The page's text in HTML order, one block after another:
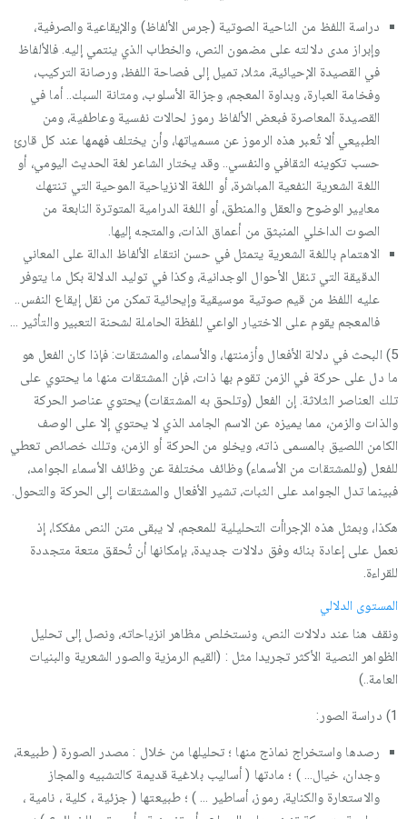
دراسة اللفظ من الناحية الصوتية (جرس الألفاظ) والإيقاعية والصرفية،
وإبراز مدى دلالته على مضمون النص، والخطاب الذي ينتمي إليه. فالألفاظ
في القصيدة الإحيائية، مثلا، تميل إلى فصاحة اللفظ، ورصانة التركيب،
وفخامة العبارة، وبداوة المعجم، وجزالة الأسلوب، ومتانة السبك.. أما في
القصيدة المعاصرة فبعض الألفاظ رموز لحالات نفسية وعاطفية، ومن
الطبيعي ألا تُعبر هذه الرموز عن مسمياتها، وأن يختلف فهمها عند كل قارئ
حسب تكوينه الثقافي والنفسي.. وقد يختار الشاعر لغة الحديث اليومي، أو
اللغة الشعرية النفعية المباشرة، أو اللغة الانزياحية الموحية التي تنتهك
معايير الوضوح والعقل والمنطق، أو اللغة الدرامية المتوترة النابعة من
الصوت الداخلي المنبثق من أعماق الذات، والمتجه إليها.
الاهتمام باللغة الشعرية يتمثل في حسن انتقاء الألفاظ الدالة على المعاني
الدقيقة التي تنقل الأحوال الوجدانية، وكذا في توليد الدلالة بكل ما يتوفر
عليه اللفظ من قيم صوتية موسيقية وإيحائية تمكن من نقل إيقاع النفس..
فالمعجم يقوم على الاختيار الواعي للفظة الحاملة لشحنة التعبير والتأثير …
5) البحث في دلالة الأفعال وأزمنتها، والأسماء، والمشتقات: فإذا كان الفعل هو
ما دل على حركة في الزمن تقوم بها ذات، فإن المشتقات منها ما يحتوي على
تلك العناصر الثلاثة. إن الفعل (وتلحق به المشتقات) يحتوي عناصر الحركة
والذات والزمن، مما يميزه عن الاسم الجامد الذي لا يحتوي إلا على الوصف
الكامن اللصيق بالمسمى ذاته، ويخلو من الحركة أو الزمن، وتلك خصائص تعطي
للفعل (وللمشتقات من الأسماء) وظائف مختلفة عن وظائف الأسماء الجوامد،
فبينما تدل الجوامد على الثبات، تشير الأفعال والمشتقات إلى الحركة والتحول.
هكذا، وبمثل هذه الإجراأت التحليلية للمعجم، لا يبقى متن النص مفككا، إذ
نعمل على إعادة بنائه وفق دلالات جديدة، بإمكانها أن تُحقق متعة متجددة
للقراءة.
المستوى الدلالي
ونقف هنا عند دلالات النص، ونستخلص مظاهر انزياحاته، ونصل إلى تحليل
الظواهر النصية الأكثر تجريدا مثل : (القيم الرمزية والصور الشعرية والبنيات
العامة..)
1) دراسة الصور:
رصدها واستخراج نماذج منها ؛ تحليلها من خلال : مصدر الصورة ( طبيعة،
وجدان، خيال… ) ؛ مادتها ( أساليب بلاغية قديمة كالتشبيه والمجاز
والاستعارة والكناية، رموز، أساطير … ) ؛ طبيعتها ( جزئية ، كلية ، نامية ،